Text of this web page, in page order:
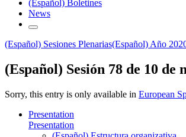
(Español) Boletines
News
(Español) Sesiones Plenarias(Español) Año
(Español) Sesión 78 de 10 de
Sorry, this entry is only available in European
Presentation
Presentation